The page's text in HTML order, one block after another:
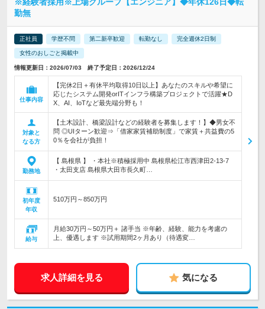
勤無
正社員 学歴不問 第二新卒歓迎 転勤なし 完全週休2日制
女性のおしごと掲載中
情報更新日：2026/07/03 終了予定日：2026/12/24
仕事内容
【完休2日＋有休平均取得10日以上】あなたのスキルや希望に
応じたシステム開発orITインフラ構築プロジェクトで活躍★D
X、AI、IoTなど最先端分野も！
対象と
なる方
【土木設計、橋梁設計などの経験者を募集します！】◆男女不
問 ◎UIターン歓迎⇒「借家家賃補助制度」で家賃＋共益費の5
0％を会社が負担！
勤務地
【 島根県 】 ・本社※積極採用中 島根県松江市西津田2-13-7
・太田支店 島根県大田市長久町…
初年度
年収
510万円～850万円
給与
月給30万円～50万円＋ 諸手当 ※年齢、経験、能力を考慮の
上、優遇します ※試用期間2ヶ月あり（待遇変…
求人詳細を見る 気になる